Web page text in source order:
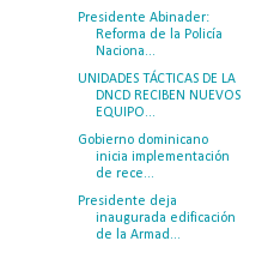
Presidente Abinader:
Reforma de la Policía
Naciona...
UNIDADES TÁCTICAS DE LA
DNCD RECIBEN NUEVOS
EQUIPO...
Gobierno dominicano
inicia implementación
de rece...
Presidente deja
inaugurada edificación
de la Armad...